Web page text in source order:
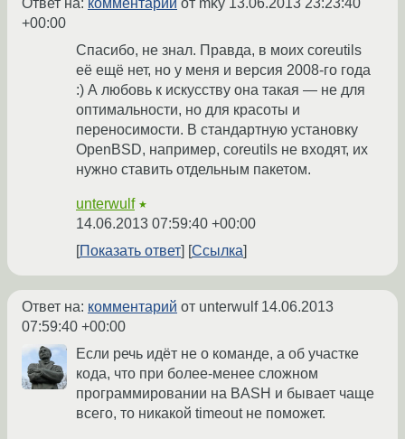
Ответ на: комментарий от mky 13.06.2013 23:23:40
+00:00
Спасибо, не знал. Правда, в моих coreutils
её ещё нет, но у меня и версия 2008-го года
:) А любовь к искусству она такая — не для
оптимальности, но для красоты и
переносимости. В стандартную установку
OpenBSD, например, coreutils не входят, их
нужно ставить отдельным пакетом.
unterwulf ★
14.06.2013 07:59:40 +00:00
Показать ответ
Ссылка
Ответ на: комментарий от unterwulf 14.06.2013
07:59:40 +00:00
Если речь идёт не о команде, а об участке
кода, что при более-менее сложном
программировании на BASH и бывает чаще
всего, то никакой timeout не поможет.